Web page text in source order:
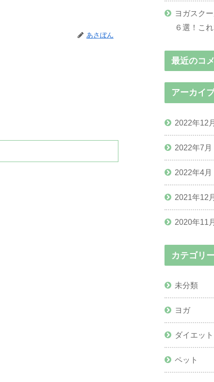
あさぼん
ヨガスク
６選！こ
最近のコ
アーカイ
2022年12
2022年7月
2022年4月
2021年12
2020年11
カテゴリー
未分類
ヨガ
ダイエット
ペット